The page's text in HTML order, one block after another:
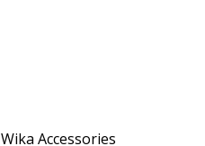
Wika Accessories